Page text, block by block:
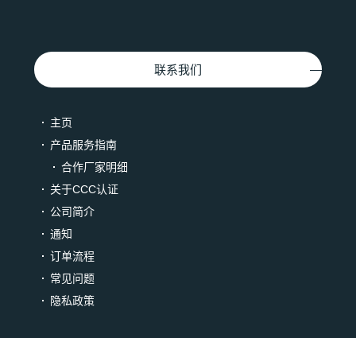
联系我们
主页
产品服务指南
合作厂家明细
关于CCC认证
公司简介
通知
订单流程
常见问题
隐私政策